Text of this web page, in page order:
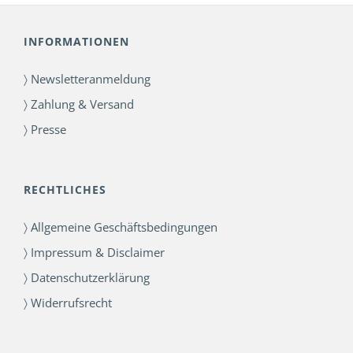
INFORMATIONEN
〉 Newsletteranmeldung
〉 Zahlung & Versand
〉 Presse
RECHTLICHES
〉 Allgemeine Geschäftsbedingungen
〉 Impressum & Disclaimer
〉 Datenschutzerklärung
〉 Widerrufsrecht